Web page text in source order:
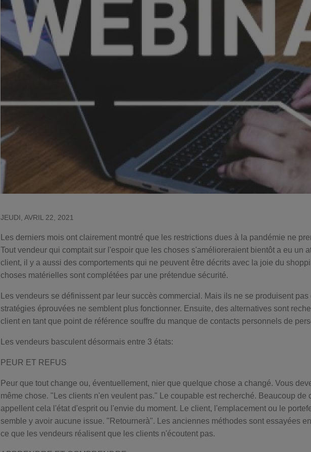
Pièces détachées
Choisir le modèle de
chanfreineuse
Outils de coupe
Choisir le modèle de
chanfreineuse
JEUDI, AVRIL 22, 2021
Les derniers mois ont clairement montré que les restrictions dues à la pandémie ne
Tout vendeur qui comptait sur l'espoir que les choses s'amélioreraient bientôt a eu un
client, il y a aussi des comportements qui ne peuvent être décrits avec la joie du
choses matérielles sont complétées par une prétendue sécurité.
Les vendeurs se définissent par leur succès commercial. Mais ils ne se produisent
stratégies éprouvées ne semblent plus fonctionner. Ensuite, des alternatives sont
client en tant que point de référence souffre du manque de contacts personnels de
Les vendeurs basculent désormais entre 3 états:
PEUR ET REFUS
Peur que tout change ou, éventuellement, nier que quelque chose a changé. Vous
même chose. "Les clients n'en veulent pas." Le coupable est recherché. Beaucoup de
appellent cela l'état d'esprit ou l'envie du moment. Le client, l'emplacement ou le
semble y avoir aucune issue. "Retournerà". Les anciennes méthodes sont essayées
ce que les vendeurs réalisent que les clients n'écoutent pas.